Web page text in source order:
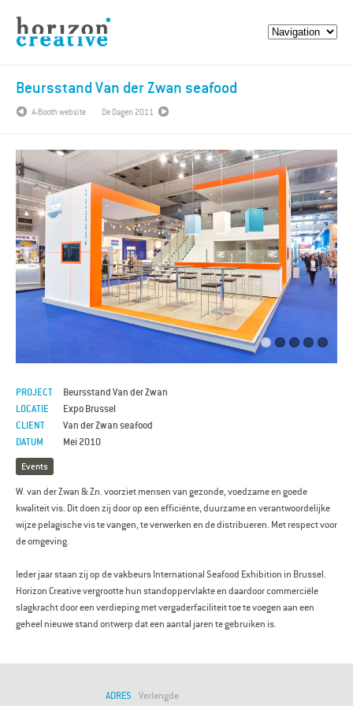
Beursstand Van der Zwan seafood
A-Booth website De Dagen 2011
PROJECT
Beursstand Van der Zwan
LOCATIE
Expo Brussel
CLIENT
Van der Zwan seafood
DATUM
Mei 2010
Events
W. van der Zwan & Zn. voorziet mensen van gezonde, voedzame en goede
kwaliteit vis. Dit doen zij door op een efficiënte, duurzame en verantwoordelijke
wijze pelagische vis te vangen, te verwerken en de distribueren. Met respect voor
de omgeving.
Ieder jaar staan zij op de vakbeurs International Seafood Exhibition in Brussel.
Horizon Creative vergrootte hun standoppervlakte en daardoor commerciële
slagkracht door een verdieping met vergaderfaciliteit toe te voegen aan een
geheel nieuwe stand ontwerp dat een aantal jaren te gebruiken is.
ADRES Verlengde